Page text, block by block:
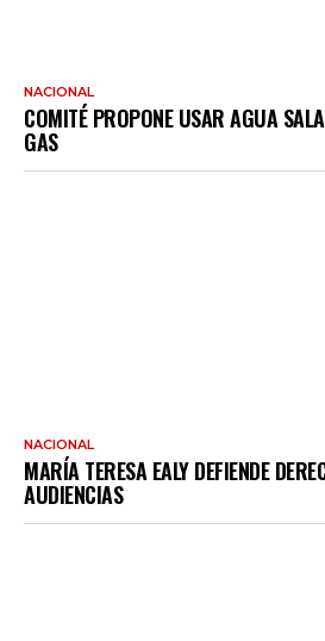
NACIONAL
COMITÉ PROPONE USAR AGUA
GAS
NACIONAL
MARÍA TERESA EALY DEFIENDE
AUDIENCIAS